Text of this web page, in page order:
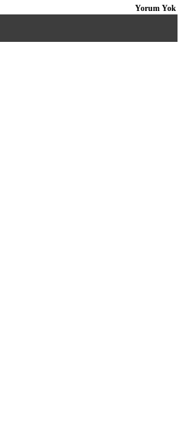
Yorum Yok